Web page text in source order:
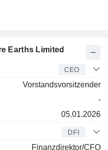
Earths Limited
CEO
Vorstandsvorsitzender
-
05.01.2026
DFI
Finanzdirektor/CFO